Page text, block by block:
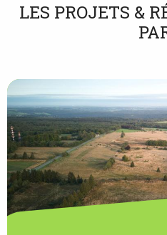
LES PROJETS &